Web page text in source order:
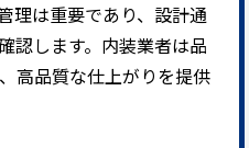
理は重要であり、設計通
認します。内装業者は品
高品質な仕上がりを提供